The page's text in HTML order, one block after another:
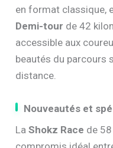
en format classique,
Demi-tour de 42
accessible aux
beautés du parcours
distance.
Nouveautés et
LaShokz Race de